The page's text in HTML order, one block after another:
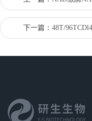
下一篇： 48T/